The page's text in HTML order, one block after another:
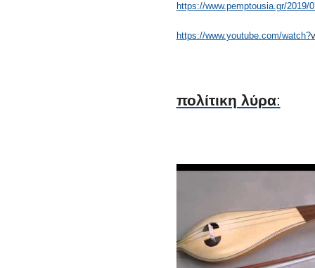
https://www.pemptousia.gr/2019/
https://www.youtube.com/watch?
πολίτικη λύρα: